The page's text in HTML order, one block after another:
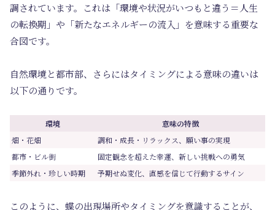
調されています。これは「環境や状況がいつもと違う＝人生
の転換期」や「新たなエネルギーの流入」を意味する重要な
合図です。
自然環境と都市部、さらにはタイミングによる意味の違いは
以下の通りです。
環境
意味の特徴
畑・花畑
調和・成長・リラックス、願い事の実現
都市・ビル街
固定観念を超えた幸運、新しい挑戦への勇気
季節外れ・珍しい時期
予期せぬ変化、直感を信じて行動するサイン
このように、蝶の出現場所やタイミングを意識することが、